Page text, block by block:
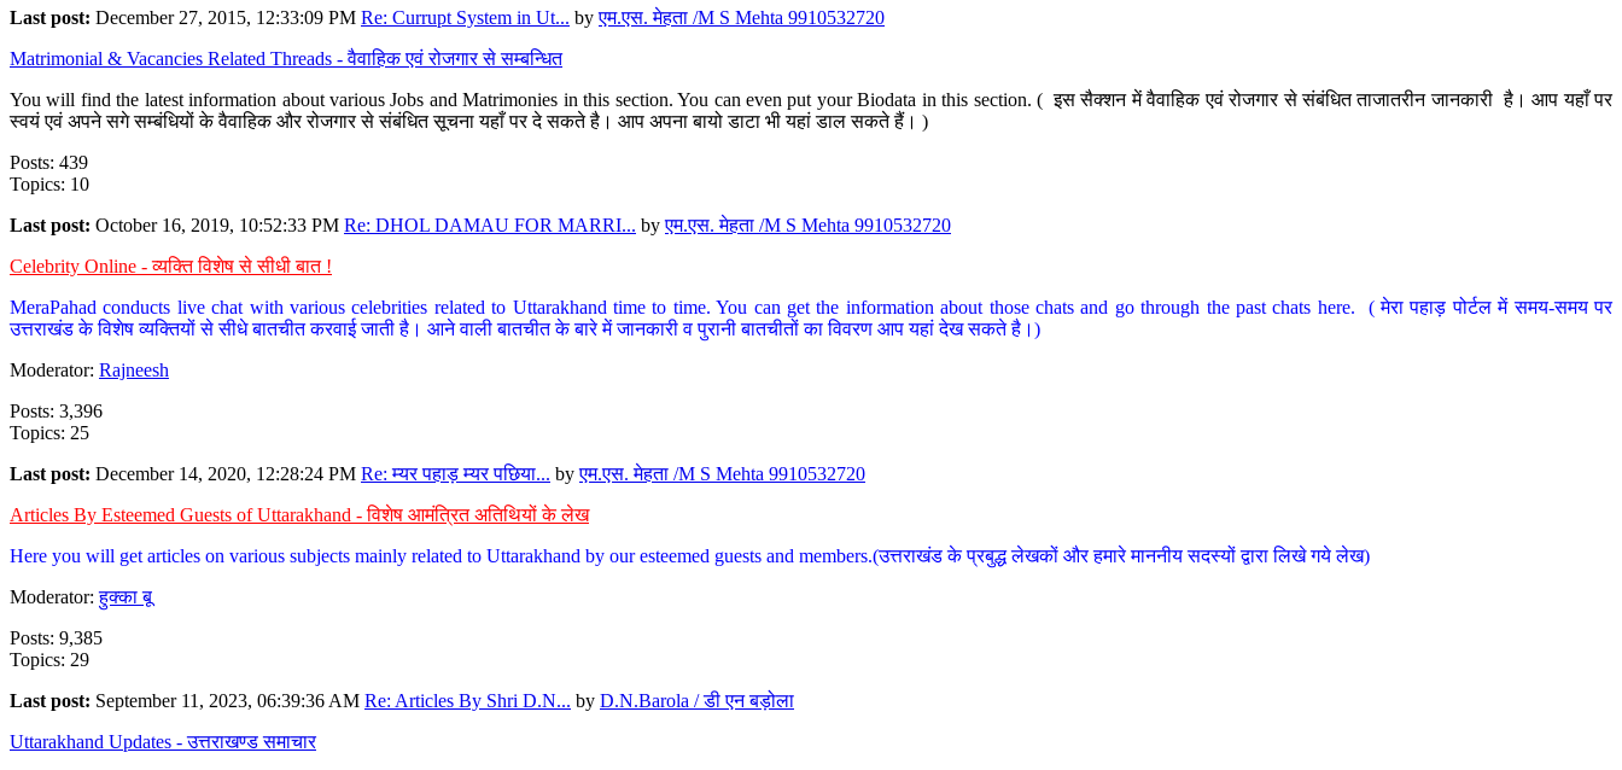
Last post: December 27, 2015, 12:33:09 PM Re: Currupt System in Ut... byएम.एस. मेहता /M S Mehta 9910532720
Matrimonial & Vacancies Related Threads - वैवाहिक एवं रोजगार से सम्बन्धित
You will find the latest information about various Jobs and Matrimonies in this section. You can even put your Biodata in this section. ( इस सैक्शन में वैवाहिक एवं रोजगार से संबंधित ताजातरीन जानकारी है। आप यहाँ पर
स्वयं एवं अपने सगे सम्बंधियों के वैवाहिक और रोजगार से संबंधित सूचना यहाँ पर दे सकते है। आप अपना बायो डाटा भी यहां डाल सकते हैं। )
Posts: 439
Topics: 10
Last post: October 16, 2019, 10:52:33 PM Re: DHOL DAMAU FOR MARRI... byएम.एस. मेहता /M S Mehta 9910532720
Celebrity Online - व्यक्ति विशेष से सीधी बात !
MeraPahad conducts live chat with various celebrities related to Uttarakhand time to time. You can get the information about those chats and go through the past chats here. ( मेरा पहाड़ पोर्टल में समय-समय पर
उत्तराखंड के विशेष व्यक्तियों से सीधे बातचीत करवाई जाती है। आने वाली बातचीत के बारे में जानकारी व पुरानी बातचीतों का विवरण आप यहां देख सकते है।)
Moderator: Rajneesh
Posts: 3,396
Topics: 25
Last post: December 14, 2020, 12:28:24 PM Re: म्यर पहाड़ म्यर पछिया... byएम.एस. मेहता /M S Mehta 9910532720
Articles By Esteemed Guests of Uttarakhand - विशेष आमंत्रित अतिथियों के लेख
Here you will get articles on various subjects mainly related to Uttarakhand by our esteemed guests and members.(उत्तराखंड के प्रबुद्ध लेखकों और हमारे माननीय सदस्यों द्वारा लिखे गये लेख)
Moderator:हुक्का बू
Posts: 9,385
Topics: 29
Last post: September 11, 2023, 06:39:36 AM Re: Articles By Shri D.N... by D.N.Barola / डी एन बड़ोला
Uttarakhand Updates - उत्तराखण्ड समाचार